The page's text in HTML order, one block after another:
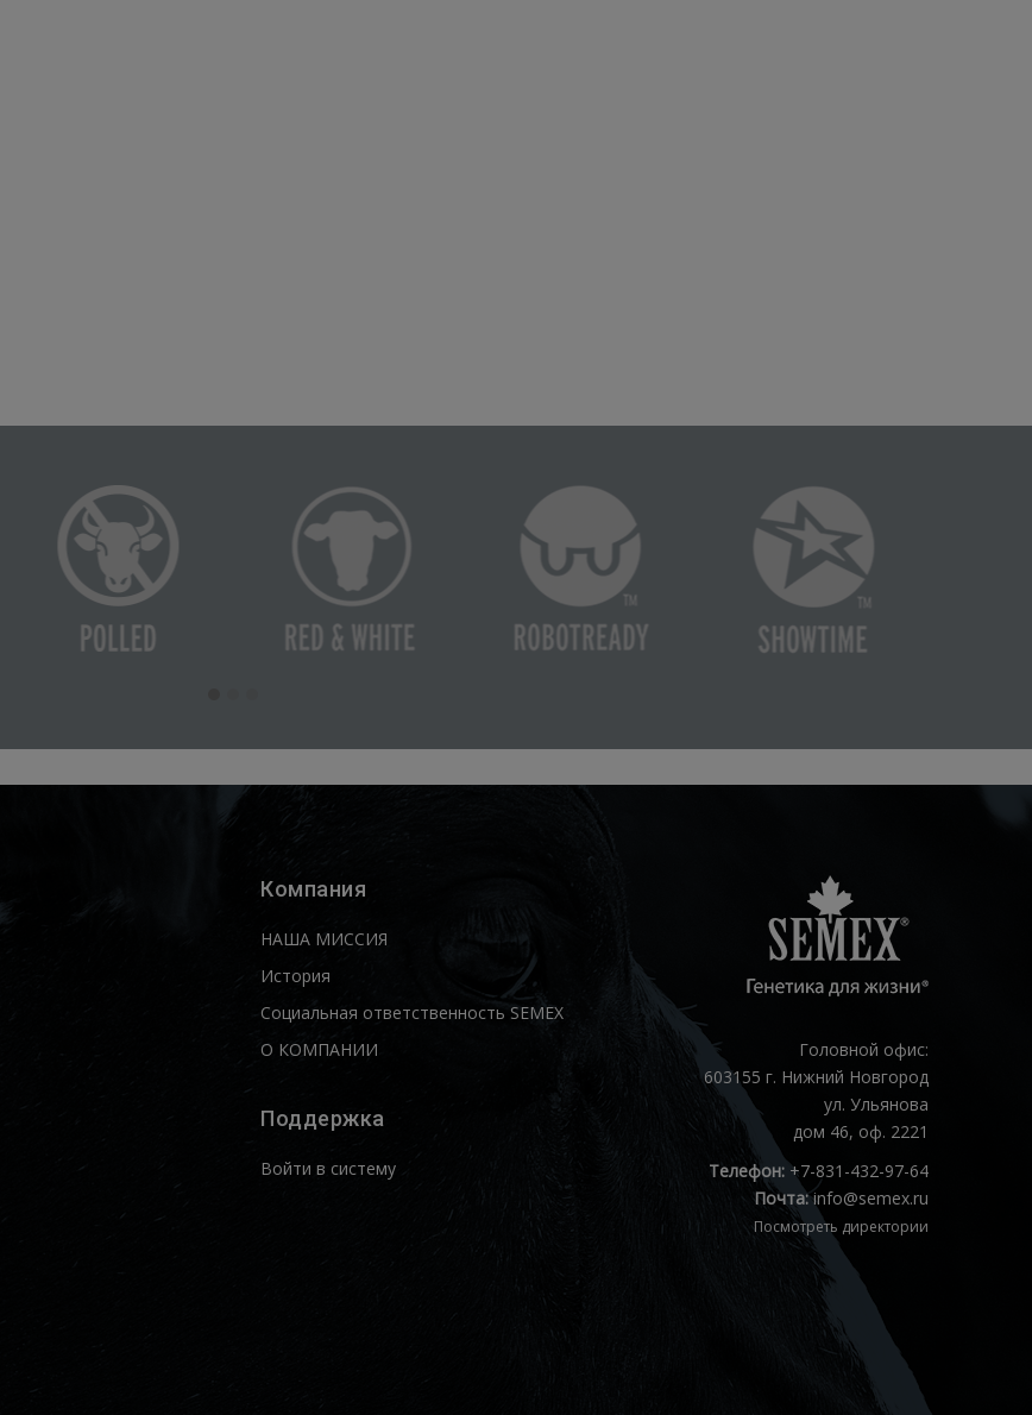
Компания
НАША МИССИЯ
История
Социальная ответственность SEMEX
О КОМПАНИИ
Поддержка
Войти в систему
Головной офис:
603155 г. Нижний Новгород
ул. Ульянова
дом 46, оф. 2221
Телефон:+7-831-432-97-64
Почта: info@semex.ru
Посмотреть директории